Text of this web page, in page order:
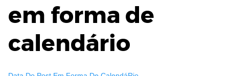
em forma de
calendário